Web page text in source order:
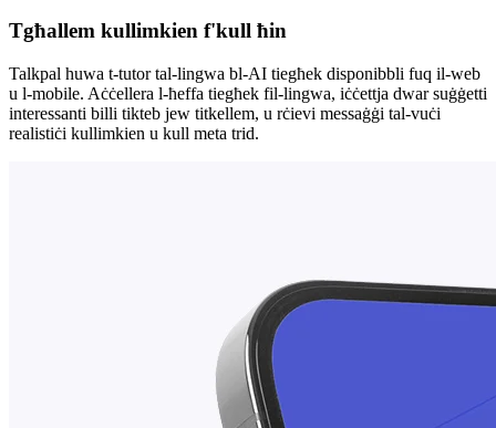
Tgħallem kullimkien f'kull ħin
Talkpal huwa t-tutor tal-lingwa bl-AI tiegħek disponibbli fuq il-web
u l-mobile. Aċċellera l-ħeffa tiegħek fil-lingwa, iċċettja dwar suġġetti
interessanti billi tikteb jew titkellem, u rċievi messaġġi tal-vuċi
realistiċi kullimkien u kull meta trid.